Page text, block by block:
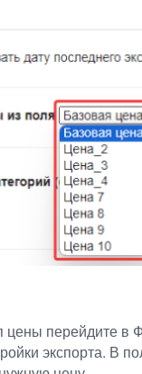
цены перейдите в
экспорта. В